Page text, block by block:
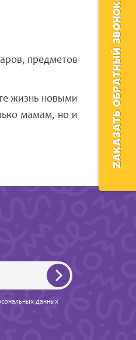
предметов
жизнь новыми
мамам, но и
данных
ZАКАЗАТЬ ОБРАТНЫЙ ЗВОНОК